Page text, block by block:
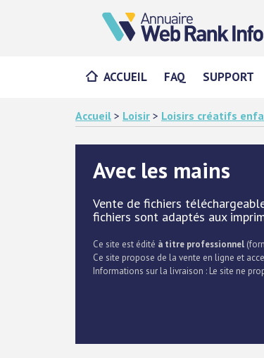
ACCUEIL FAQ SUPPORT
Accueil > Loisir > Loisirs créatifs
Avec les mains
Vente de fichiers
fichiers sont adaptés aux
Ce site est édité à titre professionnel
Ce site propose de la vente en ligne et
Informations sur la livraison : Le site ne